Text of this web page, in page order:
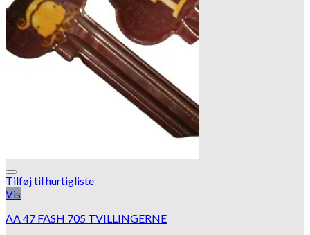
Tilføj til hurtigliste
Vis
AA 47 FASH 705 TVILLINGERNE